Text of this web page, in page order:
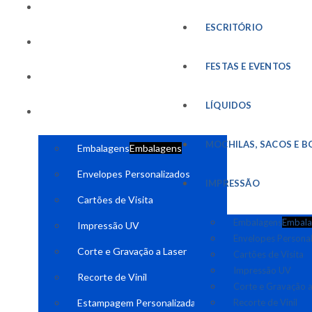
EmbalagensEmbalagens
Envelopes Personalizados
Cartões de Visita
Impressão UV
Corte e Gravação a Laser
Recorte de Vinil
Estampagem Personalizada
ESCRITÓRIO
FESTAS E EVENTOS
LÍQUIDOS
MOCHILAS, SACOS E
IMPRESSÃO
Embalagens
Envelopes
Cartões de Visita
Impressão UV
Corte e Gravação
Recorte de Vinil